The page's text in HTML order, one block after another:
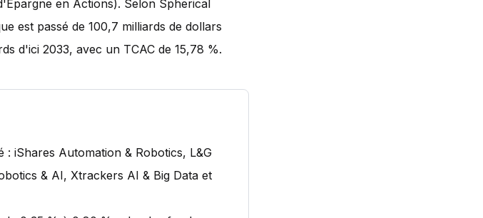
en Actions). Selon Spherical
est passé de 100,7 milliards de dollars
d'ici 2033, avec un TCAC de 15,78 %.
iShares Automation & Robotics, L&G
& AI, Xtrackers AI & Big Data et